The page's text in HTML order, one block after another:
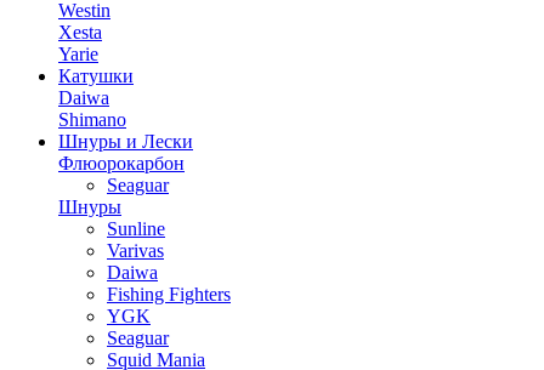
Westin
Xesta
Yarie
Катушки
Daiwa
Shimano
Шнуры и Лески
Флюорокарбон
Seaguar
Шнуры
Sunline
Varivas
Daiwa
Fishing Fighters
YGK
Seaguar
Squid Mania